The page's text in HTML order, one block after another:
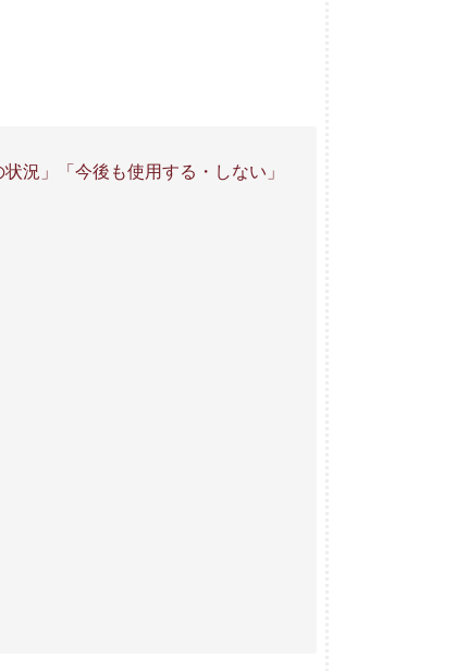
況」「今後も使用する・しない」